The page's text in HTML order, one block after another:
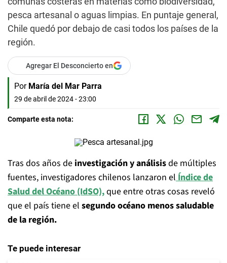
pesca artesanal o aguas limpias. En puntaje general,
Chile quedó por debajo de casi todos los países de la
región.
Agregar El Desconcierto en
Por María del Mar Parra
29 de abril de 2024 - 23:00
Comparte esta nota:
Tras dos años de investigación y análisisde múltiples
fuentes, investigadores chilenos lanzaron elÍndice de
Salud del Océano (IdSO),que entre otras cosas reveló
que el país tiene el segundo océano menos saludable
de la región.
Te puede interesar